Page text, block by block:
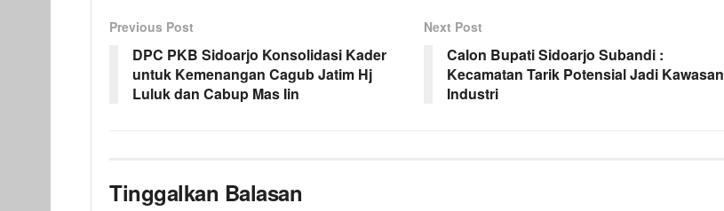
Previous Post
DPC PKB Sidoarjo Konsolidasi Kader
untuk Kemenangan Cagub Jatim Hj
Luluk dan Cabup Mas Iin
Next Post
Calon Bupati Sidoarjo Subandi :
Kecamatan Tarik Potensial Jadi Kawasan
Industri
Tinggalkan Balasan